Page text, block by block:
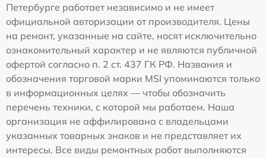
Петербурге работает независимо и не имеет
официальной авторизации от производителя. Цены
на ремонт, указанные на сайте, носят исключительно
ознакомительный характер и не являются публичной
офертой согласно п. 2 ст. 437 ГК РФ. Названия и
обозначения торговой марки MSI упоминаются только
в информационных целях — чтобы обозначить
перечень техники, с которой мы работаем. Наша
организация не аффилирована с владельцами
указанных товарных знаков и не представляет их
интересы. Все виды ремонтных работ выполняются